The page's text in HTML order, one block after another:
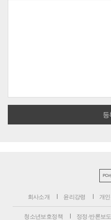
PC
회사소개 윤리강령 개
청소년보호정책 정정·반론보도